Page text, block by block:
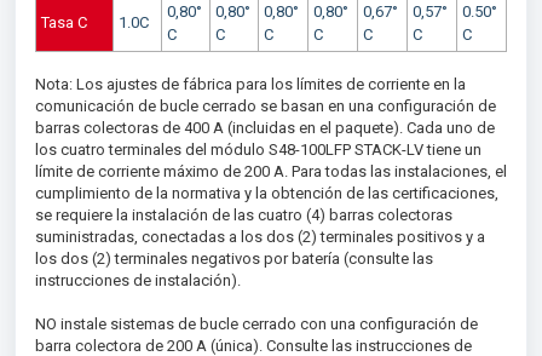
Tasa C 1.0C
0,80°
C
0,80°
C
0,80°
C
0,80°
C
0,67°
C
0,57°
C
0.50°
C
Nota: Los ajustes de fábrica para los límites de corriente en la
comunicación de bucle cerrado se basan en una configuración de
barras colectoras de 400 A (incluidas en el paquete). Cada uno de
los cuatro terminales del módulo S48-100LFP STACK-LV tiene un
límite de corriente máximo de 200 A. Para todas las instalaciones, el
cumplimiento de la normativa y la obtención de las certificaciones,
se requiere la instalación de las cuatro (4) barras colectoras
suministradas, conectadas a los dos (2) terminales positivos y a
los dos (2) terminales negativos por batería (consulte las
instrucciones de instalación).
NO instale sistemas de bucle cerrado con una configuración de
barra colectora de 200 A (única). Consulte las instrucciones de